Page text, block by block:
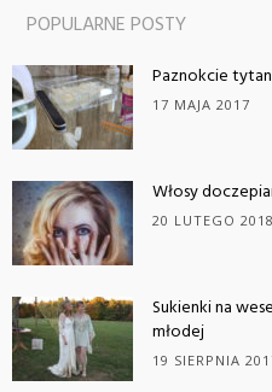
POPULARNE POSTY
Paznokcie
17 MAJA 2017
Włosy
20 LUTEGO 2018
Sukienki na
młodej
19 SIERPNIA